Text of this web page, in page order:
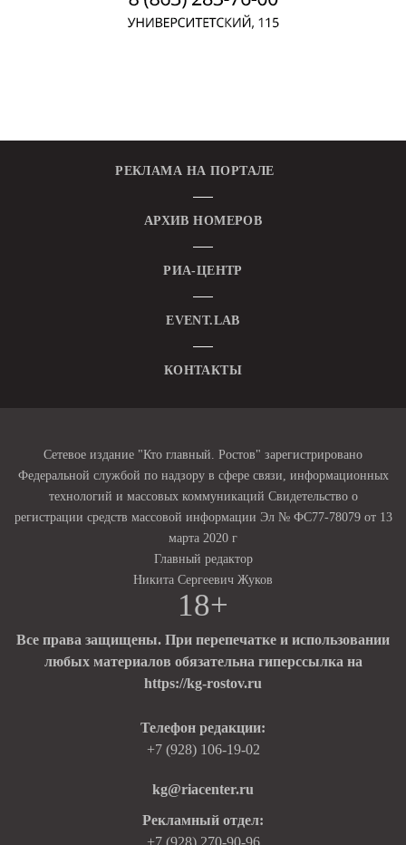
РЕКЛАМА НА ПОРТАЛЕ
АРХИВ НОМЕРОВ
РИА-ЦЕНТР
EVENT.LAB
КОНТАКТЫ
Сетевое издание "Кто главный. Ростов" зарегистрировано
Федеральной службой по надзору в сфере связи, информационных
технологий и массовых коммуникаций Свидетельство о
регистрации средств массовой информации Эл № ФС77-78079 от 13
марта 2020 г
Главный редактор
Никита Сергеевич Жуков
18+
Все права защищены. При перепечатке и использовании
любых материалов обязательна гиперссылка на
https://kg-rostov.ru
Телефон редакции:
+7 (928) 106-19-02
kg@riacenter.ru
Рекламный отдел:
+7 (928) 270-90-96